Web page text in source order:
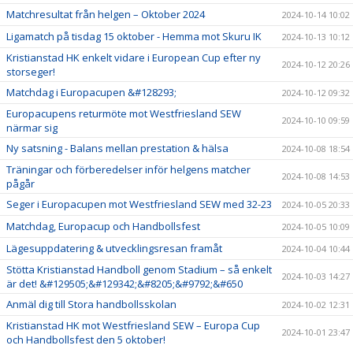
Matchresultat från helgen – Oktober 2024 2024-10-14 10:02
Ligamatch på tisdag 15 oktober - Hemma mot Skuru IK 2024-10-13 10:12
Kristianstad HK enkelt vidare i European Cup efter ny
storseger!
2024-10-12 20:26
Matchdag i Europacupen &#128293; 2024-10-12 09:32
Europacupens returmöte mot Westfriesland SEW
närmar sig
2024-10-10 09:59
Ny satsning - Balans mellan prestation & hälsa 2024-10-08 18:54
Träningar och förberedelser inför helgens matcher
pågår
2024-10-08 14:53
Seger i Europacupen mot Westfriesland SEW med 32-23 2024-10-05 20:33
Matchdag, Europacup och Handbollsfest 2024-10-05 10:09
Lägesuppdatering & utvecklingsresan framåt 2024-10-04 10:44
Stötta Kristianstad Handboll genom Stadium – så enkelt
är det! &#129505;&#129342;&#8205;&#9792;&#650
2024-10-03 14:27
Anmäl dig till Stora handbollsskolan 2024-10-02 12:31
Kristianstad HK mot Westfriesland SEW – Europa Cup
och Handbollsfest den 5 oktober!
2024-10-01 23:47